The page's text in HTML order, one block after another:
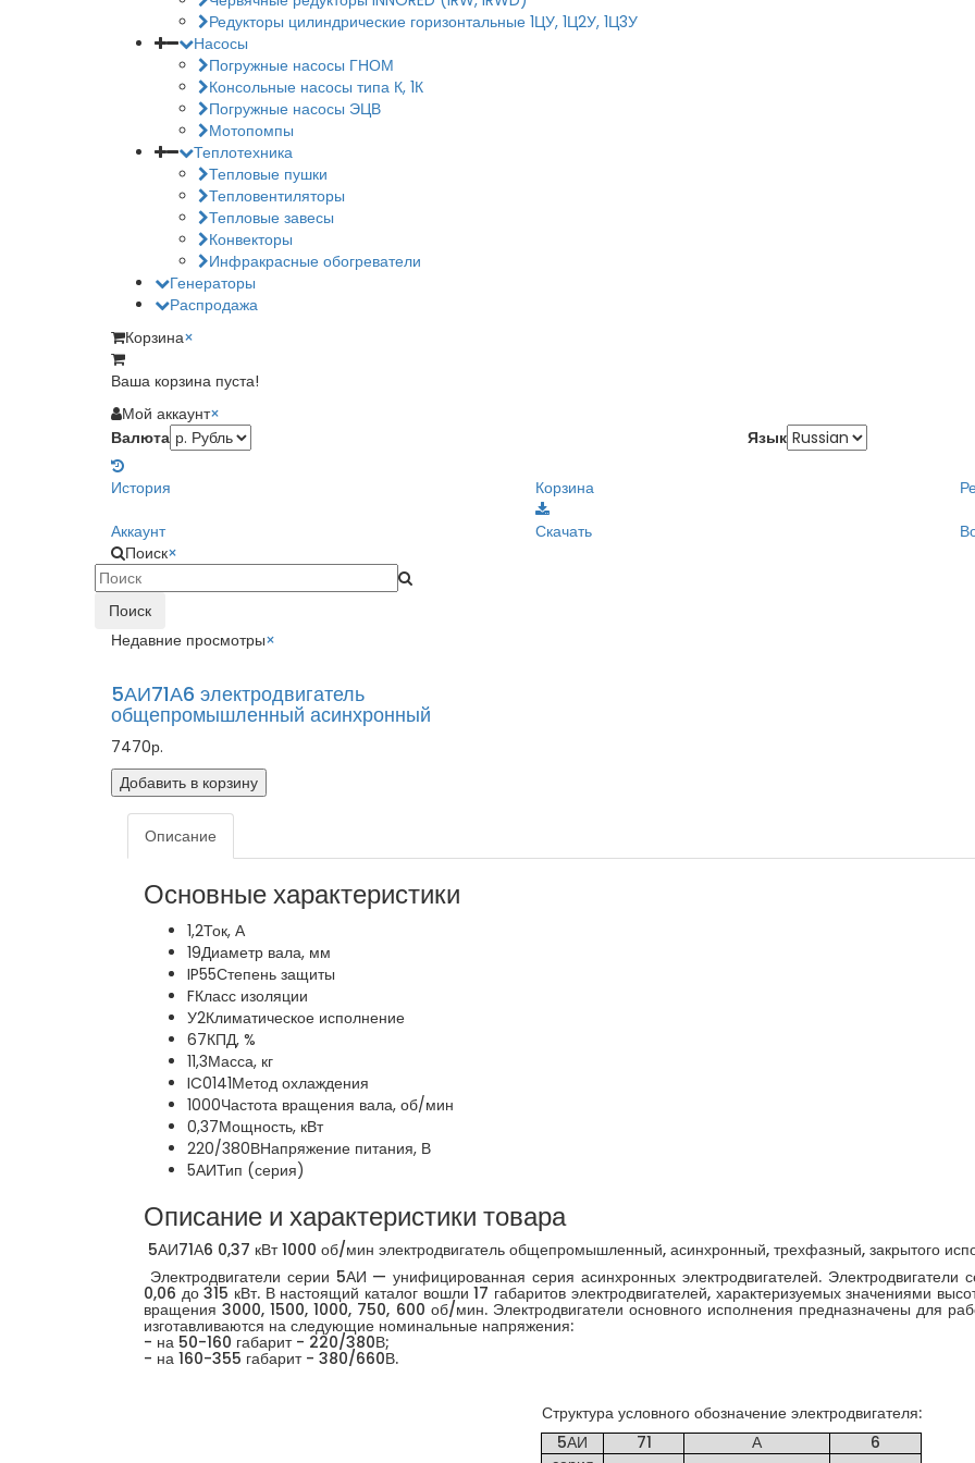
Редукторы цилиндрические горизонтальные 1ЦУ, 1Ц2У, 1Ц3У
Насосы
Погружные насосы ГНОМ
Консольные насосы типа К, 1К
Погружные насосы ЭЦВ
Мотопомпы
Теплотехника
Тепловые пушки
Тепловентиляторы
Тепловые завесы
Конвекторы
Инфракрасные обогреватели
Генераторы
Распродажа
Корзина×
Ваша корзина пуста!
Мой аккаунт×
Валюта
Язык
История Корзина
Аккаунт
Скачать
Поиск×
Поиск
Недавние просмотры×
5АИ71А6 электродвигатель
общепромышленный асинхронный
7470р.
Добавить в корзину
Описание
Основные характеристики
1,2Ток, А
19Диаметр вала, мм
IP55Степень защиты
FКласс изоляции
У2Климатическое исполнение
67КПД, %
11,3Масса, кг
IC0141Метод охлаждения
1000Частота вращения вала, об/мин
0,37Мощность, кВт
220/380ВНапряжение питания, В
5АИТип (серия)
Описание и характеристики товара
5АИ71А6 0,37 кВт 1000 об/мин электродвигатель общепромышленный, асинхронный, трехфазный, закрытого
Электродвигатели серии 5АИ — унифицированная серия асинхронных электродвигателей.
0,06 до 315 кВт. В настоящий каталог вошли 17 габаритов электродвигателей, характеризуемых значениями
вращения 3000, 1500, 1000, 750, 600 об/мин. Электродвигатели основного исполнения предназначены для
изготавливаются на следующие номинальные напряжения:
- на 50-160 габарит - 220/380В;
- на 160-355 габарит - 380/660В.
Структура условного обозначение электродвигателя:
5АИ
71 А
6